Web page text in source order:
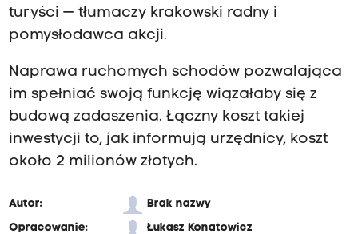
turyści — tłumaczy krakowski radny i
pomysłodawca akcji.
Naprawa ruchomych schodów pozwalająca
im spełniać swoją funkcję wiązałaby się z
budową zadaszenia. Łączny koszt takiej
inwestycji to, jak informują urzędnicy, koszt
około 2 milionów złotych.
Autor:
Brak nazwy
Opracowanie:
Łukasz Konatowicz